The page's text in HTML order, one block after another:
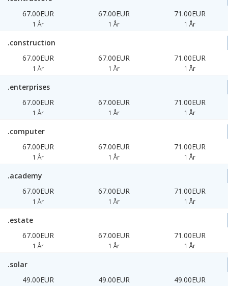
67.00EUR
1 År
67.00EUR
1 År
71.00EUR
1 År
.construction
67.00EUR
1 År
67.00EUR
1 År
71.00EUR
1 År
.enterprises
67.00EUR
1 År
67.00EUR
1 År
71.00EUR
1 År
.computer
67.00EUR
1 År
67.00EUR
1 År
71.00EUR
1 År
.academy
67.00EUR
1 År
67.00EUR
1 År
71.00EUR
1 År
.estate
67.00EUR
1 År
67.00EUR
1 År
71.00EUR
1 År
.solar
49.00EUR
49.00EUR 49.00EUR